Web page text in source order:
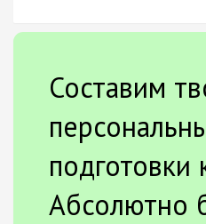
Составим
подготовки
Абсолютно